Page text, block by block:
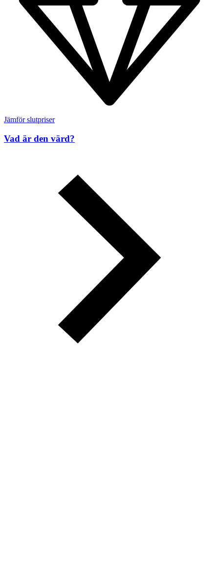
Jämför slutpriser
Vad är den värd?